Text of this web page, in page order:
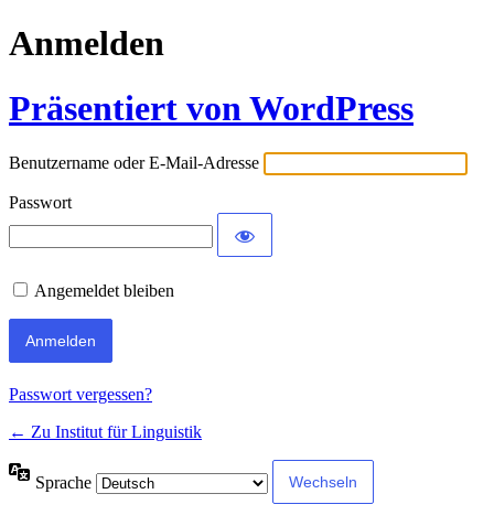
Anmelden
Präsentiert von WordPress
Benutzername oder E-Mail-Adresse
Passwort
Angemeldet bleiben
Passwort vergessen?
← Zu Institut für Linguistik
Sprache